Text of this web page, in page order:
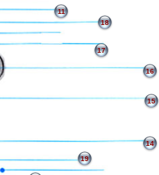
11
14
15
16
17
18
19